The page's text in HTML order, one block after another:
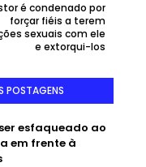
é condenado por
forçar fiéis a terem
sexuais com ele
e extorqui-los
POSTAGENS
esfaqueado ao
em frente à